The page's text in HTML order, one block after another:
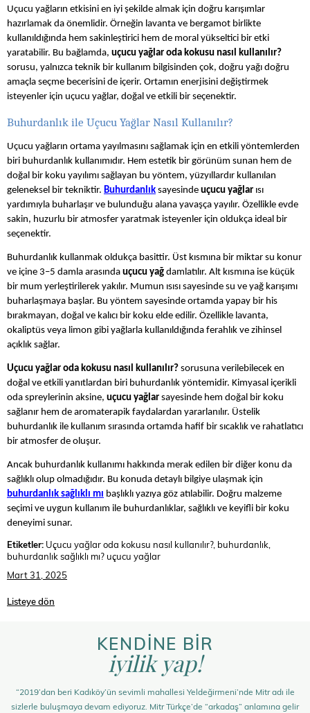
Uçucu yağların etkisini en iyi şekilde almak için doğru karışımlar
hazırlamak da önemlidir. Örneğin lavanta ve bergamot birlikte
kullanıldığında hem sakinleştirici hem de moral yükseltici bir etki
yaratabilir. Bu bağlamda, uçucu yağlar oda kokusu nasıl kullanılır?
sorusu, yalnızca teknik bir kullanım bilgisinden çok, doğru yağı doğru
amaçla seçme becerisini de içerir. Ortamın enerjisini değiştirmek
isteyenler için uçucu yağlar, doğal ve etkili bir seçenektir.
Buhurdanlık ile Uçucu Yağlar Nasıl Kullanılır?
Uçucu yağların ortama yayılmasını sağlamak için en etkili yöntemlerden
biri buhurdanlık kullanımıdır. Hem estetik bir görünüm sunan hem de
doğal bir koku yayılımı sağlayan bu yöntem, yüzyıllardır kullanılan
geleneksel bir tekniktir. Buhurdanlık sayesinde uçucu yağlar ısı
yardımıyla buharlaşır ve bulunduğu alana yavaşça yayılır. Özellikle evde
sakin, huzurlu bir atmosfer yaratmak isteyenler için oldukça ideal bir
seçenektir.
Buhurdanlık kullanmak oldukça basittir. Üst kısmına bir miktar su konur
ve içine 3–5 damla arasında uçucu yağ damlatılır. Alt kısmına ise küçük
bir mum yerleştirilerek yakılır. Mumun ısısı sayesinde su ve yağ karışımı
buharlaşmaya başlar. Bu yöntem sayesinde ortamda yapay bir his
bırakmayan, doğal ve kalıcı bir koku elde edilir. Özellikle lavanta,
okaliptüs veya limon gibi yağlarla kullanıldığında ferahlık ve zihinsel
açıklık sağlar.
Uçucu yağlar oda kokusu nasıl kullanılır? sorusuna verilebilecek en
doğal ve etkili yanıtlardan biri buhurdanlık yöntemidir. Kimyasal içerikli
oda spreylerinin aksine, uçucu yağlar sayesinde hem doğal bir koku
sağlanır hem de aromaterapik faydalardan yararlanılır. Üstelik
buhurdanlık ile kullanım sırasında ortamda hafif bir sıcaklık ve rahatlatıcı
bir atmosfer de oluşur.
Ancak buhurdanlık kullanımı hakkında merak edilen bir diğer konu da
sağlıklı olup olmadığıdır. Bu konuda detaylı bilgiye ulaşmak için
buhurdanlık sağlıklı mı başlıklı yazıya göz atılabilir. Doğru malzeme
seçimi ve uygun kullanım ile buhurdanlıklar, sağlıklı ve keyifli bir koku
deneyimi sunar.
Etiketler: Uçucu yağlar oda kokusu nasıl kullanılır?, buhurdanlık,
buhurdanlık sağlıklı mı? uçucu yağlar
Mart 31, 2025
Listeye dön
KENDİNE BİR
iyilik yap!
“2019’dan beri Kadıköy’ün sevimli mahallesi Yeldeğirmeni’nde Mitr adı ile
sizlerle buluşmaya devam ediyoruz. Mitr Türkçe’de “arkadaş” anlamına gelir